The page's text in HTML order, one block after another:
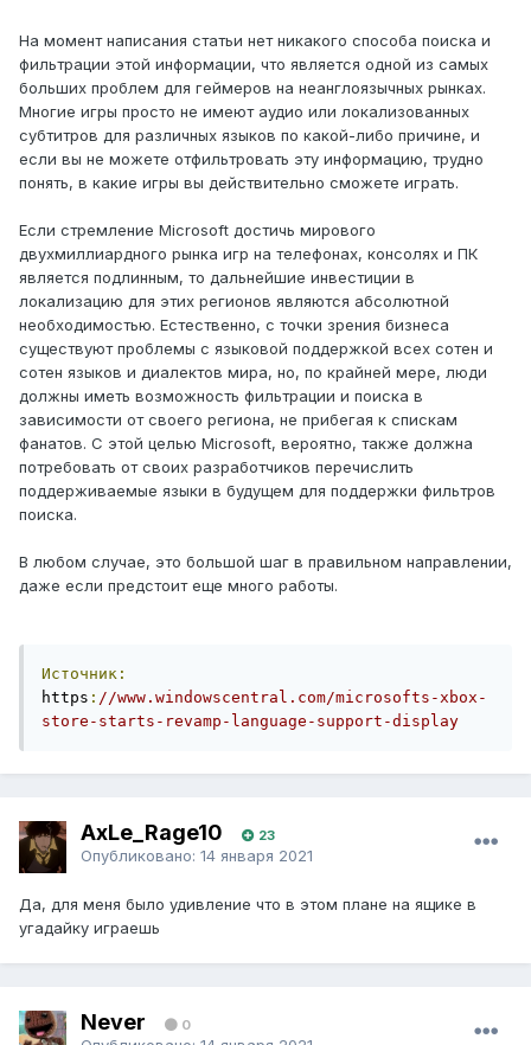
На момент написания статьи нет никакого способа поиска и
фильтрации этой информации, что является одной из самых
больших проблем для геймеров на неанглоязычных рынках.
Многие игры просто не имеют аудио или локализованных
субтитров для различных языков по какой-либо причине, и
если вы не можете отфильтровать эту информацию, трудно
понять, в какие игры вы действительно сможете играть.
Если стремление Microsoft достичь мирового
двухмиллиардного рынка игр на телефонах, консолях и ПК
является подлинным, то дальнейшие инвестиции в
локализацию для этих регионов являются абсолютной
необходимостью. Естественно, с точки зрения бизнеса
существуют проблемы с языковой поддержкой всех сотен и
сотен языков и диалектов мира, но, по крайней мере, люди
должны иметь возможность фильтрации и поиска в
зависимости от своего региона, не прибегая к спискам
фанатов. С этой целью Microsoft, вероятно, также должна
потребовать от своих разработчиков перечислить
поддерживаемые языки в будущем для поддержки фильтров
поиска.
В любом случае, это большой шаг в правильном направлении,
даже если предстоит еще много работы.
Источник:
https : //www.windowscentral.com/microsofts-xbox-
store-starts-revamp-language-support-display
AxLe_Rage10 23
Опубликовано: 14 января 2021
Да, для меня было удивление что в этом плане на ящике в
угадайку играешь
Never 0